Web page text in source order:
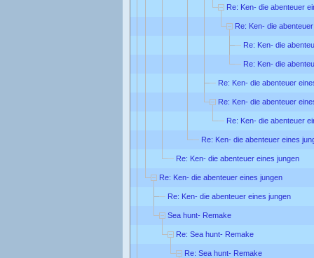
Re: Ken- die abenteuer
Re: Ken- die
Re: Ken- die
Re: Ken- die
Re: Ken- die abenteuer
Re: Ken- die abenteuer
Re: Ken- die abenteuer
Re: Ken- die abenteuer eines
Re: Ken- die abenteuer eines jungen
Re: Ken- die abenteuer eines jungen
Re: Ken- die abenteuer eines jungen
Sea hunt- Remake
Re: Sea hunt- Remake
Re: Sea hunt- Remake